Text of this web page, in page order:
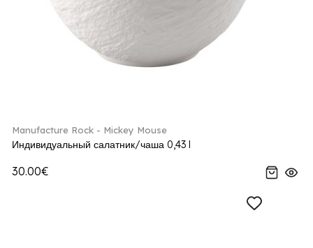
Manufacture Rock - Mickey Mouse
Индивидуальный салатник/чаша 0,43 l
30.00€